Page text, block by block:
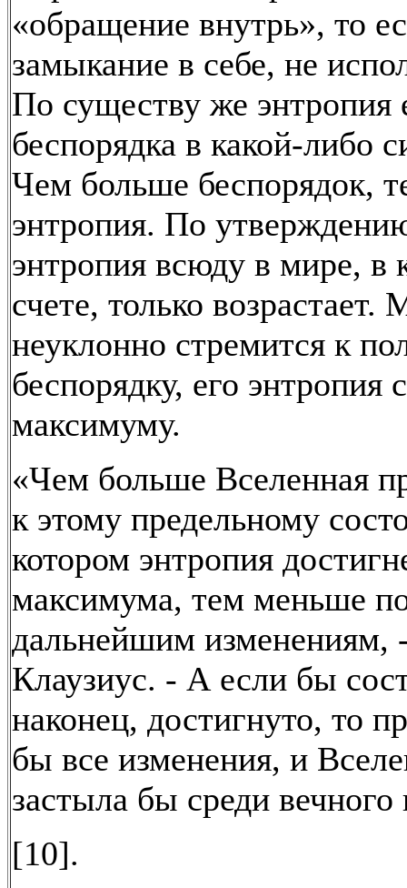
«обращение внутрь», то
замыкание в себе, не
По существу же энтропия
беспорядка в какой-либо
Чем больше беспорядок,
энтропия. По
энтропия всюду в мире, в
счете, только возрастает.
неуклонно стремится к
беспорядку, его энтропия
максимуму.
«Чем больше Вселенная
к этому предельному
котором энтропия
максимума, тем меньше
дальнейшим изменениям,
Клаузиус. - А если бы
наконец, достигнуто, то
бы все изменения, и
застыла бы среди вечного
[10].